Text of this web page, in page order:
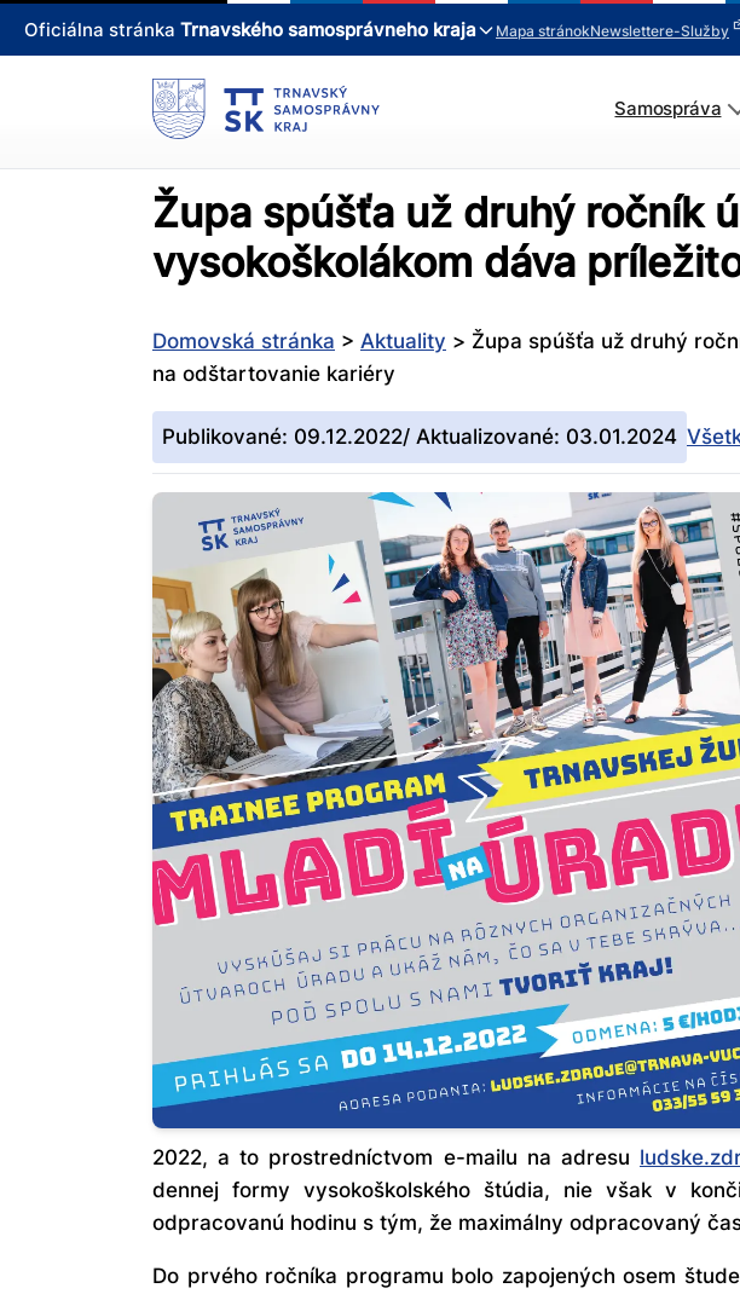
Oficiálna stránka Trnavského samosprávneho kraja Mapa stránokNewslettere-Služby
Samospráva
Župa spúšťa už druhý ročník
vysokoškolákom dáva
Domovská stránka > Aktuality > Župa spúšťa už druhý
na odštartovanie kariéry
Publikované: 09.12.2022/ Aktualizované: 03.01.2024
2022, a to prostredníctvom e-mailu na adresu
dennej formy vysokoškolského štúdia, nie však v
odpracovanú hodinu s tým, že maximálny odpracovaný
Do prvého ročníka programu bolo zapojených osem